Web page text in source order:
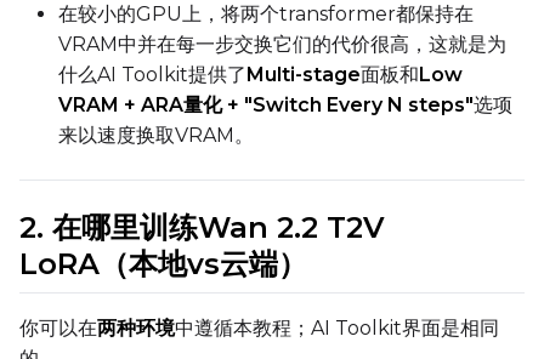
Balanced
Loss Type
Mean Squared Error
Text Encoder Optimizations
Toggle Cache Text
Cache Text
在较小的GPU上，将两个transformer都保持在
VRAM中并在每一步交换它们的代价很高，这就是为
什么AI Toolkit提供了 Multi-stage面板和 Low
VRAM + ARA量化 + "Switch Every N steps"选项
来以速度换取VRAM。
2. 在哪里训练Wan 2.2 T2V
LoRA（本地vs云端）
你可以在两种环境中遵循本教程；AI Toolkit界面是相同